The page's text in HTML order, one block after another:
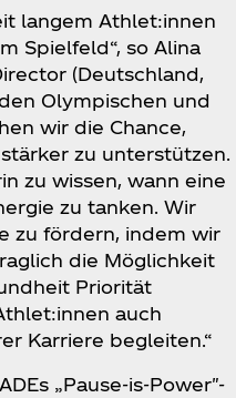
langem Athlet:innen
Spielfeld“, so Alina
(Deutschland,
Olympischen und
wir die Chance,
zu unterstützen.
zu wissen, wann eine
zu tanken. Wir
zu fördern, indem wir
die Möglichkeit
Priorität
auch
Karriere begleiten.“
„Pause-is-Power"-